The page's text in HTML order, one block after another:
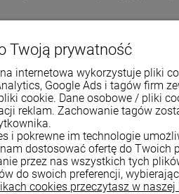
ewentualnych kosztów
Twoją prywatność
internetowa wykorzystuje pliki
Google Ads i tagów firm
cookie. Dane osobowe / pliki
reklam. Zachowanie tagów
i pokrewne im technologie
dostosować ofertę do Twoich
przez nas wszystkich tych
do swoich preferencji,
cookies przeczytasz w